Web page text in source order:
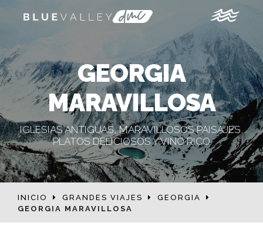
GEORGIA
MARAVILLOSA
IGLESIAS ANTIGUAS, MARAVILLOSOS PAISAJES,
PLATOS DELICIOSOS Y VINO RICO
INICIO GRANDES VIAJES
GEORGIA
GEORGIA MARAVILLOSA